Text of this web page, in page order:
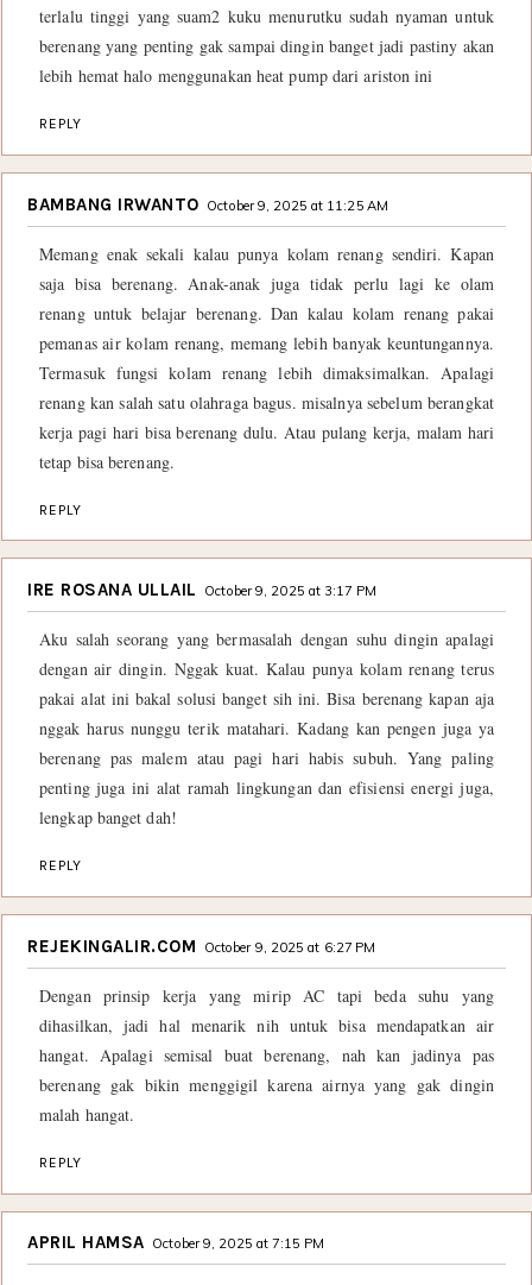
terlalu tinggi yang suam2 kuku menurutku sudah nyaman untuk
berenang yang penting gak sampai dingin banget jadi pastiny akan
lebih hemat halo menggunakan heat pump dari ariston ini
REPLY
BAMBANG IRWANTO October 9, 2025 at 11:25 AM
Memang enak sekali kalau punya kolam renang sendiri. Kapan
saja bisa berenang. Anak-anak juga tidak perlu lagi ke olam
renang untuk belajar berenang. Dan kalau kolam renang pakai
pemanas air kolam renang, memang lebih banyak keuntungannya.
Termasuk fungsi kolam renang lebih dimaksimalkan. Apalagi
renang kan salah satu olahraga bagus. misalnya sebelum berangkat
kerja pagi hari bisa berenang dulu. Atau pulang kerja, malam hari
tetap bisa berenang.
REPLY
IRE ROSANA ULLAIL October 9, 2025 at 3:17 PM
Aku salah seorang yang bermasalah dengan suhu dingin apalagi
dengan air dingin. Nggak kuat. Kalau punya kolam renang terus
pakai alat ini bakal solusi banget sih ini. Bisa berenang kapan aja
nggak harus nunggu terik matahari. Kadang kan pengen juga ya
berenang pas malem atau pagi hari habis subuh. Yang paling
penting juga ini alat ramah lingkungan dan efisiensi energi juga,
lengkap banget dah!
REPLY
REJEKINGALIR.COM October 9, 2025 at 6:27 PM
Dengan prinsip kerja yang mirip AC tapi beda suhu yang
dihasilkan, jadi hal menarik nih untuk bisa mendapatkan air
hangat. Apalagi semisal buat berenang, nah kan jadinya pas
berenang gak bikin menggigil karena airnya yang gak dingin
malah hangat.
REPLY
APRIL HAMSA October 9, 2025 at 7:15 PM